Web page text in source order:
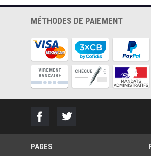
MÉTHODES DE PAIEMENT
PAGES